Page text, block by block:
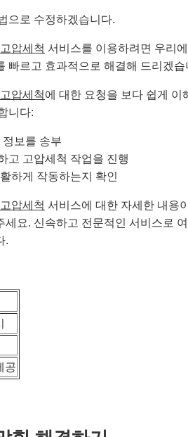
으로 수정하겠습니다.
압세척 서비스를 이용하려면 우리
빠르고 효과적으로 해결해 드리겠습
압세척에 대한 요청을 보다 쉽게 이
니다:
보를 송부
고 고압세척 작업을 진행
하게 작동하는지 확인
압세척 서비스에 대한 자세한 내용
요. 신속하고 전문적인 서비스로
.
공